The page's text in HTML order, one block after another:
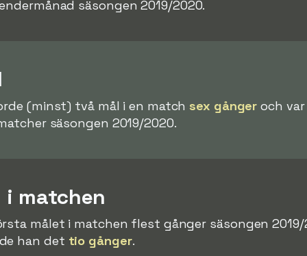
säsongen 2019/2020.
(minst) två mål i en match sex gånger och
säsongen 2019/2020.
matchen
målet i matchen flest gånger säsongen
han det tio gånger.